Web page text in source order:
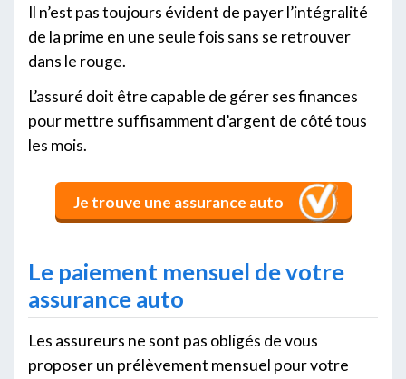
Il n’est pas toujours évident de payer l’intégralité
de la prime en une seule fois sans se retrouver
dans le rouge.
L’assuré doit être capable de gérer ses finances
pour mettre suffisamment d’argent de côté tous
les mois.
Je trouve une assurance auto
Le paiement mensuel de votre
assurance auto
Les assureurs ne sont pas obligés de vous
proposer un prélèvement mensuel pour votre